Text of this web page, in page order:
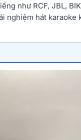
như RCF, JBL,
nghiệm hát karaoke